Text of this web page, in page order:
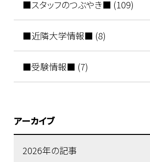
■スタッフのつぶやき■ (109)
■近隣大学情報■ (8)
■受験情報■ (7)
アーカイブ
2026年の記事